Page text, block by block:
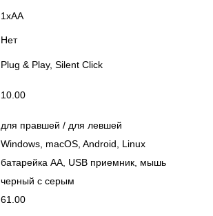
1xAA
Нет
Plug & Play, Silent Click
10.00
для правшей / для левшей
Windows, macOS, Android, Linux
батарейка АА, USB приемник, мышь
черный с серым
61.00